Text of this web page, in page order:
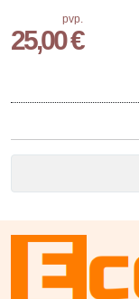
pvp.
25,00 €